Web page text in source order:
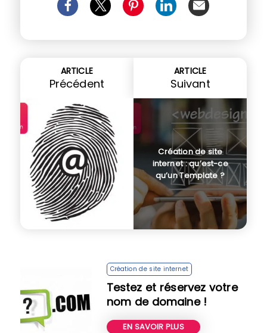
ARTICLE
Précédent
ARTICLE
Suivant
Création de site
internet : qu’est-ce
qu’un Template ?
Création de site internet
Testez et réservez votre
nom de domaine !
EN SAVOIR PLUS